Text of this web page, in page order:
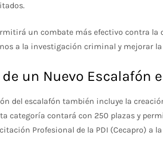
un combate más efectivo contra
a la investigación criminal y mejorar
un Nuevo Escalafón
del escalafón también incluye la
categoría contará con 250 plazas y
Profesional de la PDI (Cecapro) a